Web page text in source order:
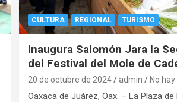
CULTURA REGIONAL TURISMO
Inaugura Salomón Jara la
del Festival del Mole de
20 de octubre de 2024 admin No
Oaxaca de Juárez, Oax. – La Plaza